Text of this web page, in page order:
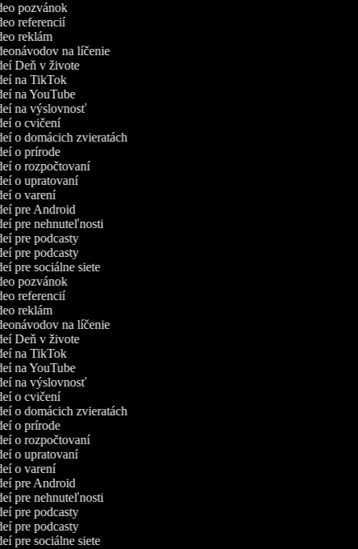
pozvánok
referencií
reklám
na líčenie
Deň v živote
na TikTok
na YouTube
na výslovnosť
o cvičení
o domácich zvieratách
o prírode
o rozpočtovaní
o upratovaní
o varení
pre Android
pre nehnuteľnosti
pre podcasty
pre podcasty
pre sociálne siete
pozvánok
referencií
reklám
na líčenie
Deň v živote
na TikTok
na YouTube
na výslovnosť
o cvičení
o domácich zvieratách
o prírode
o rozpočtovaní
o upratovaní
o varení
pre Android
pre nehnuteľnosti
pre podcasty
pre podcasty
pre sociálne siete